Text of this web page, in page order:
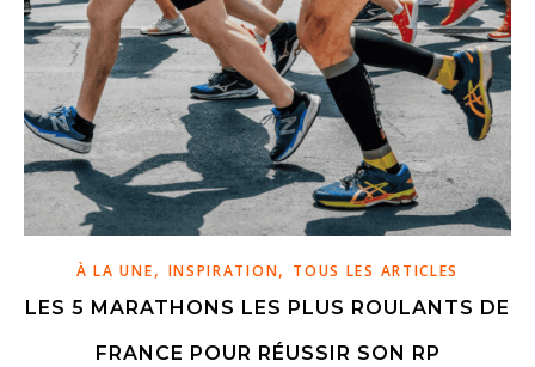
À LA UNE, INSPIRATION, TOUS LES ARTICLES
LES 5 MARATHONS LES PLUS ROULANTS DE
FRANCE POUR RÉUSSIR SON RP